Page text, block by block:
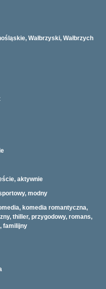
Wałbrzyski, Wałbrzych
aktywnie
modny
komedia romantyczna,
thiller, przygodowy, romans,
familijny